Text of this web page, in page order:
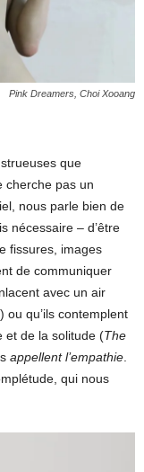
Pink Dreamers, Choi Xooang
que
cherche pas un
nous parle bien de
nécessaire – d’être
fissures, images
de communiquer
avec un air
) ou qu’ils contemplent
et de la solitude (The
appellent l’empathie
qui nous